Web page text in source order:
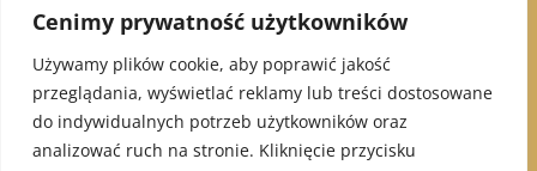
Cenimy prywatność użytkowników
Używamy plików cookie, aby poprawić jakość
przeglądania, wyświetlać reklamy lub treści dostosowane
do indywidualnych potrzeb użytkowników oraz
analizować ruch na stronie. Kliknięcie przycisku
© 2021 Alex Jubiler
INFORMACJE: